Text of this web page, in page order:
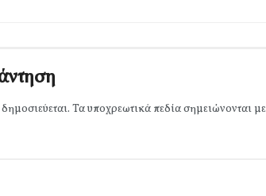
Τα υποχρεωτικά πεδία σημειώνονται με